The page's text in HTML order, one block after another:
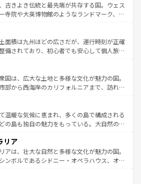
ンダー畑など、多彩な楽しみ方が可能だ。さ
外の地域にも魅力が溢れており、どの街角に
を運ぶとそれぞれで全く異なる文化を体験で
きるだろう。 なお、新着のフランス情報はコンテンツ一覧
しい。
的活気、バイエルン州のアルプスの絶景、そ
沿いのワイン畑といった風景は必見。ビール
にはぜひ体験してほしい。 なお、新着の
コンテンツ一覧を参照してほしい。
古きよき伝統と最先端が共存する国。ウェス
寺院や大英博物館のようなランドマーク、歴
なる魅力がある。また、優雅なアフタヌーン
ル好きにはたまらない英国パブ、サッカー観
だからこそできる体験も豊富。イギリスを旅
照してほしい。
面積は九州ほどの広さだが、運行時刻が正確
備されており、初心者でも安心して個人旅行
まま残る町や、スイスならではのユニークな
、アルプス観光だけでなく町歩きも満喫する
。国民の所得が高いため物価も高いが、旅行
料で観光を楽しむこともできる。 なお、新
報はコンテンツ一覧 を参照してほしい。
国は、広大な土地と多様な文化が魅力の国。
部から西海岸のカリフォルニアまで、訪れる
都市は、観光、ショッピング、エンターテイ
まった刺激的なスポットだ。一方、アメリカ
然が広がり、グランドキャニオンやイエロー
ーリンズでは、音楽と美食が融合した独特の
旅行者はアメリカの各地域で異なる魅力を楽
その多様性と豊かな歴史を感じることができ
スタイルだ。 なお、新着のアメリカ
温暖な気候に恵まれ、多くの島で構成される
の島も独自の魅力をもっている。大自然の神
せない。また、定番の観光地といえばオアフ
な自然を求めるならマウイ島やカウアイ島が
メラルドグリーンに輝く海をはじめ、豊かな
しの心で訪れる人々を迎えてくれるハワイの
リア
アは、壮大な自然と多様な文化が魅力の国。
ンボルであるシドニー・オペラハウス、オー
大陸中央部にそびえるウルル（エアーズロッ